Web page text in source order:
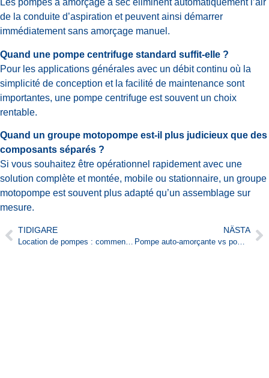
Les pompes à amorçage à sec éliminent automatiquement l’air
de la conduite d’aspiration et peuvent ainsi démarrer
immédiatement sans amorçage manuel.
Quand une pompe centrifuge standard suffit-elle ?
Pour les applications générales avec un débit continu où la
simplicité de conception et la facilité de maintenance sont
importantes, une pompe centrifuge est souvent un choix
rentable.
Quand un groupe motopompe est-il plus judicieux que des
composants séparés ?
Si vous souhaitez être opérationnel rapidement avec une
solution complète et montée, mobile ou stationnaire, un groupe
motopompe est souvent plus adapté qu’un assemblage sur
mesure.
TIDIGARE NÄSTA
Pompe auto-amorçante vs pompe submersible : différences, avantages et le bon choix